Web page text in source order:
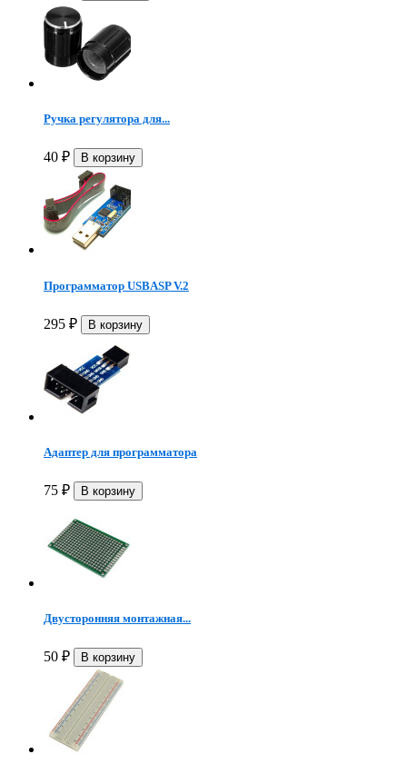
Ручка регулятора для...
40 ₽
Программатор USBASP V.2
295 ₽
Адаптер для программатора
75 ₽
Двусторонняя монтажная...
50 ₽